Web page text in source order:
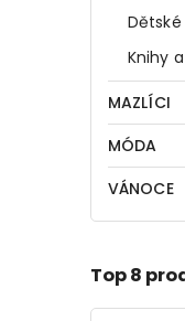
Knihy
MAZLÍCI
MÓDA
VÁNOCE
Top 8